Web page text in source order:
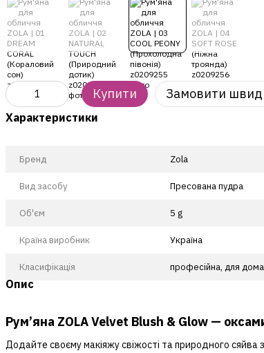
Купити Замовити
Характеристики
Бренд Zola
Вид засобу Пресована пудра
Об'єм 5 g
Країна виробник Україна
Класифікація професійна, для
Опис
Рум’яна ZOLA Velvet Blush & Glow —
Додайте своєму макіяжу свіжості та природного сяйва